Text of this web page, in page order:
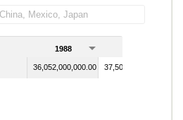
1988
36,052,000,000.00 37,507,000,000.00